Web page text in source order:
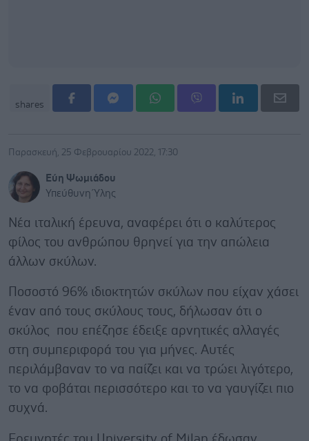
shares
Παρασκευή, 25 Φεβρουαρίου 2022, 17:30
Εύη Ψωμιάδου
Υπεύθυνη Ύλης
Νέα ιταλική έρευνα, αναφέρει ότι ο καλύτερος
φίλος του ανθρώπου θρηνεί για την απώλεια
άλλων σκύλων.
Ποσοστό 96% ιδιοκτητών σκύλων που είχαν χάσει
έναν από τους σκύλους τους, δήλωσαν ότι ο
σκύλος που επέζησε έδειξε αρνητικές αλλαγές
στη συμπεριφορά του για μήνες. Αυτές
περιλάμβαναν το να παίζει και να τρώει λιγότερο,
το να φοβάται περισσότερο και το να γαυγίζει πιο
συχνά.